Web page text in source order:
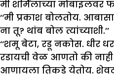
मी शर्मिलाच्या मोबाइलवर
‘‘मी प्रकाश बोलतोय.
ना तू? थांब बोल त्यांच्याशी.’’
‘‘शमू बेटा, रडू नकोस. धीर
रडायची वेळ आणतो की
आणायला तिकडे येतोय.